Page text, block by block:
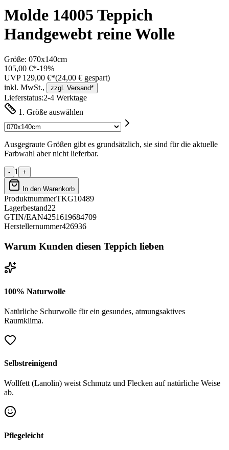
Molde 14005 Teppich
Handgewebt reine Wolle
Größe: 070x140cm
105,00 €*-19%
UVP 129,00 €*(24,00 € gespart)
inkl. MwSt.,
zzgl. Versand*
Lieferstatus:2-4 Werktage
1. Größe auswählen
Ausgegraute Größen gibt es grundsätzlich, sie sind für die aktuelle
Farbwahl aber nicht lieferbar.
- 1 +
In den Warenkorb
ProduktnummerTKG10489
Lagerbestand22
GTIN/EAN4251619684709
Herstellernummer426936
Warum Kunden diesen Teppich lieben
100% Naturwolle
Natürliche Schurwolle für ein gesundes, atmungsaktives
Raumklima.
Selbstreinigend
Wollfett (Lanolin) weist Schmutz und Flecken auf natürliche Weise
ab.
Pflegeleicht